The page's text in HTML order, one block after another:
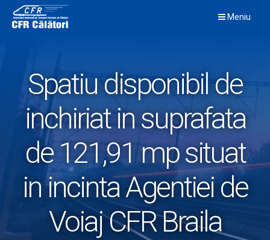
content
Meniu
Spatiu disponibil de
inchiriat in suprafata
de 121,91 mp situat
in incinta Agentiei de
Voiaj CFR Braila